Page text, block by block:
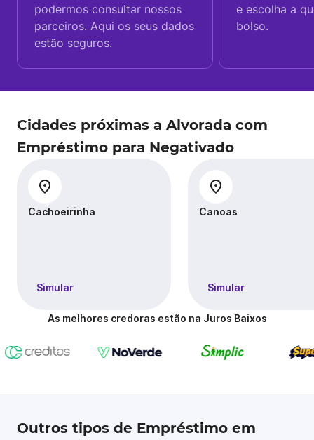
podermos consultar nossos
parceiros. Aqui os seus dados
estão seguros.
e escolha a
bolso.
Cidades próximas a Alvorada com
Empréstimo para Negativado
Cachoeirinha
Simular
Canoas
Simular
As melhores credoras estão na Juros Baixos
Outros tipos de Empréstimo em